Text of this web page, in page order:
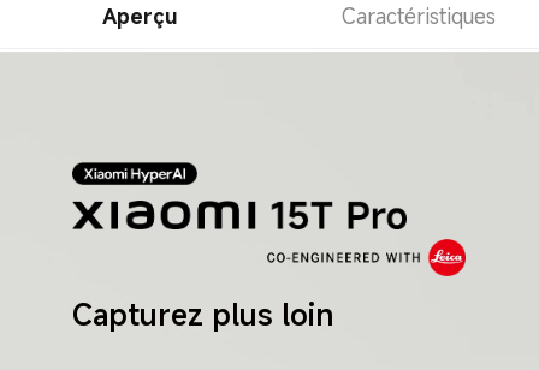
Wearables
Assistance
À PROPOS DE NOUS
Aperçu Caractéristiques
Capturez plus loin